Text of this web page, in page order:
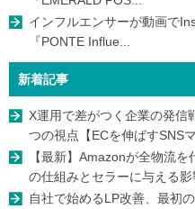
インフルエンサーが動画で
『PONTE Influe...
新着記事
X運用で差がつく企業の発
つの視点【ECを伸ばすSNS
【最新】Amazonが全物流
の仕組みとセラーに与える
自社で始めるLP改善、最初